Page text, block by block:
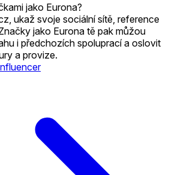
jako Eurona?
ukaž svoje sociální sítě, reference
jako Eurona tě pak můžou
i předchozích spoluprací a oslovit
a provize.